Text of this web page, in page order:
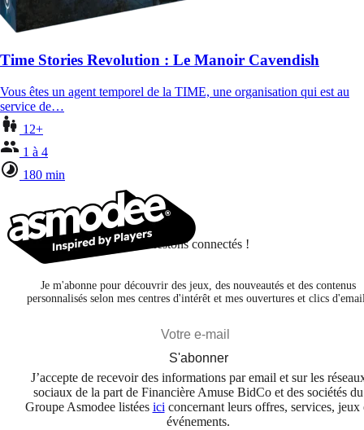
Time Stories Revolution : Le Manoir Cavendish
Vous êtes un agent temporel de la TIME, une organisation qui est au
service de…
12+
1 à 4
180 min
Restons connectés !
Je m'abonne pour découvrir des jeux, des nouveautés et des contenus
personnalisés selon mes centres d'intérêt et mes ouvertures et clics
S'abonner
J’accepte de recevoir des informations par email et sur les
sociaux de la part de Financière Amuse BidCo et des sociétés du
Groupe Asmodee listées iciconcernant leurs offres, services, jeux
événements.